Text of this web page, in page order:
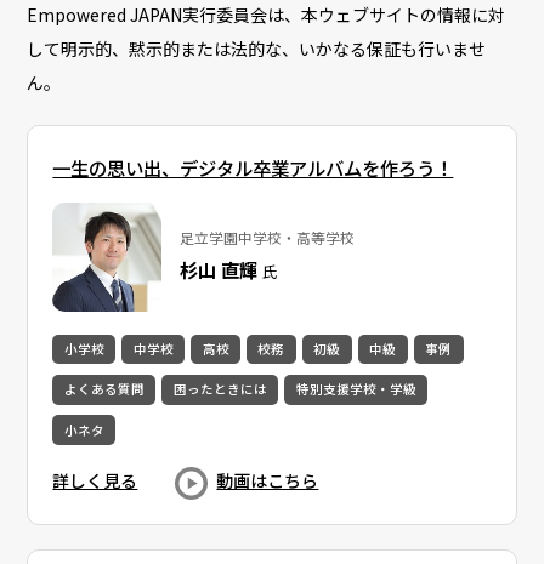
Empowered JAPAN実行委員会は、本ウェブサイトの情報に対
して明示的、黙示的または法的な、いかなる保証も行いませ
ん。
一生の思い出、デジタル卒業アルバムを作ろう！
足立学園中学校・高等学校
杉山 直輝氏
小学校 中学校 高校 校務 初級 中級 事例
よくある質問 困ったときには 特別支援学校・学級
小ネタ
詳しく見る 動画はこちら